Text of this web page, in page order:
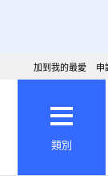
加到我的最愛 申
類別